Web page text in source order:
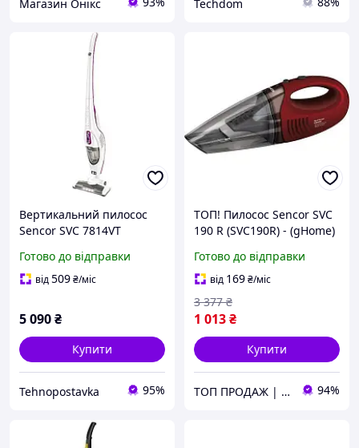
Магазин Онікс Techdom
Вертикальний пилосос
Sencor SVC 7814VT
Готово до відправки
від509₴/міс
5 090₴
Купити
Tehnopostavka 95%
ТОП! Пилосос Sencor SVC
190 R (SVC190R) - (gHome)
Готово до відправки
від 169₴/міс
1 013₴
3 377 ₴
Купити
ТОП ПРОДАЖ | Інтернет-супермаркет «NUKLEON» 94%